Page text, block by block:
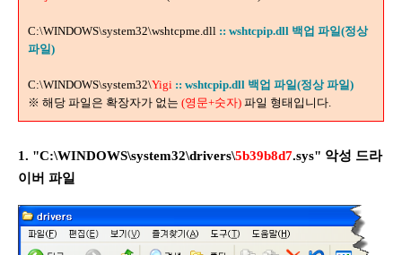
C:\WINDOWS\system32\wshtcpme.dll :: wshtcpip.dll 백업 파일(정상
파일)
C:\WINDOWS\system32\Yigi :: wshtcpip.dll 백업 파일(정상 파일)
※ 해당 파일은 확장자가 없는 (영문+숫자) 파일 형태입니다.
1. "C:\WINDOWS\system32\drivers\5b39b8d7.sys" 악성 드라
이버 파일